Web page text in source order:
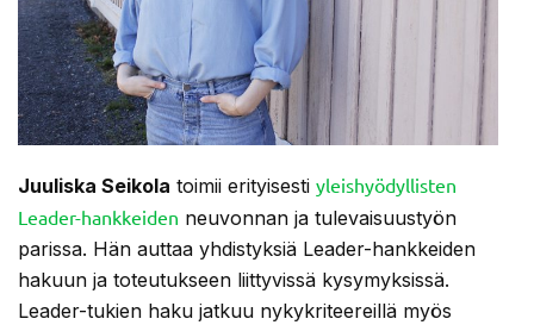
Juuliska Seikola toimii erityisesti yleishyödyllisten
Leader-hankkeiden neuvonnan ja tulevaisuustyön
parissa. Hän auttaa yhdistyksiä Leader-hankkeiden
hakuun ja toteutukseen liittyvissä kysymyksissä.
Leader-tukien haku jatkuu nykykriteereillä myös